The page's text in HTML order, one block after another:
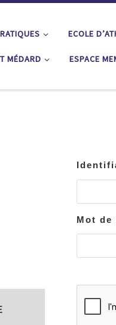
ECOLE
MÉDARD ESPACE
Mot de